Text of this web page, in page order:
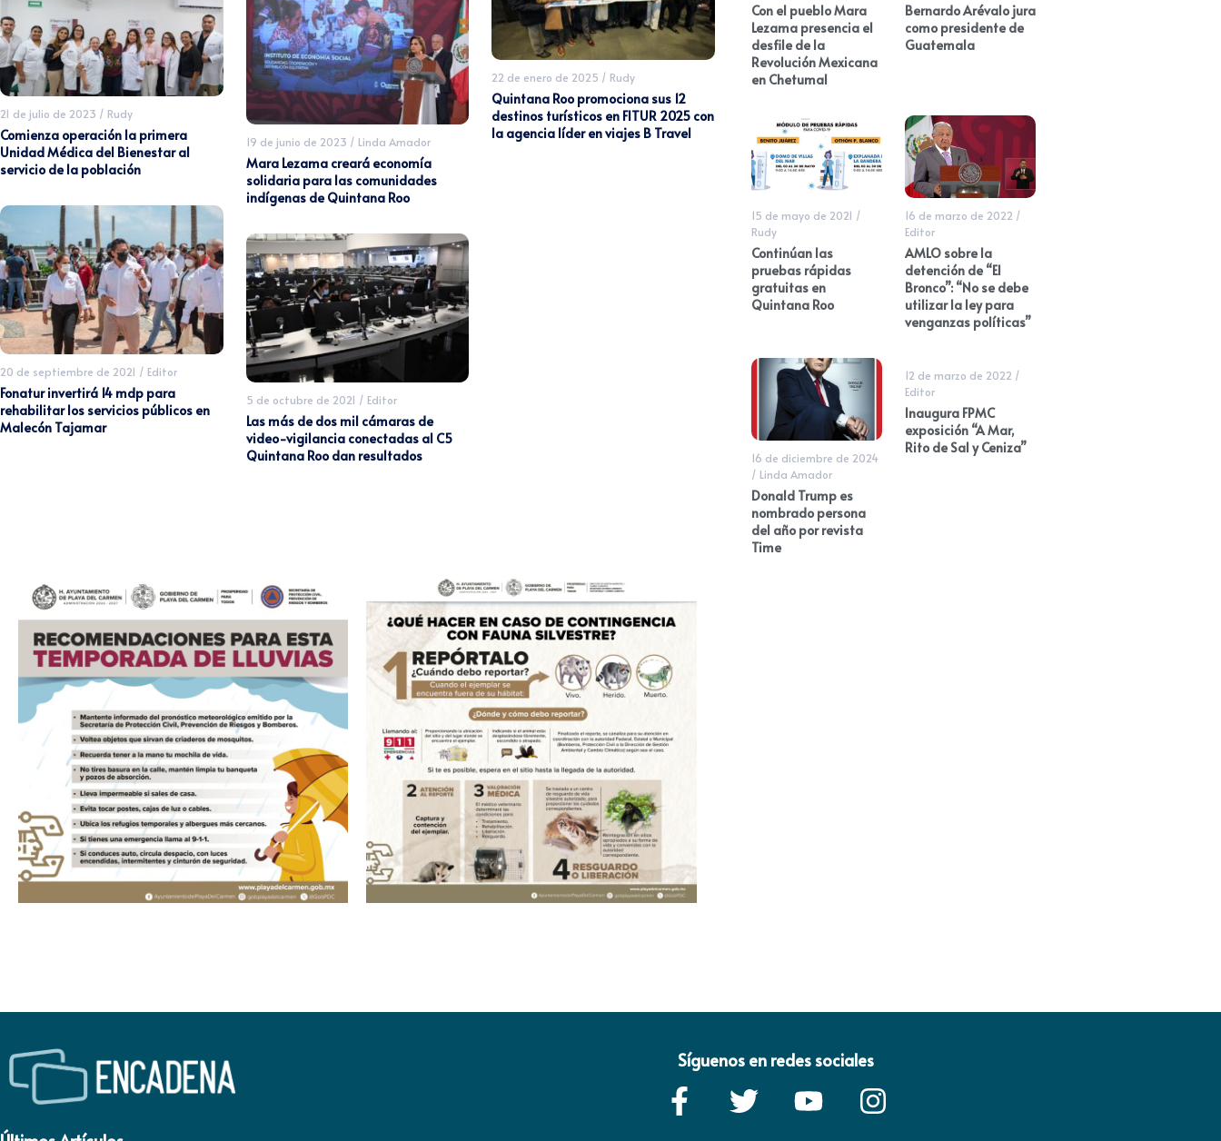
21 de julio de 2023 / Rudy
Comienza operación la primera
Unidad Médica del Bienestar al
servicio de la población
20 de septiembre de 2021 / Editor
Fonatur invertirá 14 mdp para
rehabilitar los servicios públicos en
Malecón Tajamar
19 de junio de 2023 / Linda Amador
Mara Lezama creará economía
solidaria para las comunidades
indígenas de Quintana Roo
5 de octubre de 2021 / Editor
Las más de dos mil cámaras de
video-vigilancia conectadas al C5
Quintana Roo dan resultados
22 de enero de 2025 / Rudy
Quintana Roo promociona sus 12
destinos turísticos en FITUR 2025 con
la agencia líder en viajes B Travel
Con el pueblo Mara
Lezama presencia el
desfile de la
Revolución Mexicana
en Chetumal
Bernardo Arévalo jura
como presidente de
Guatemala
15 de mayo de 2021 /
Rudy
Continúan las
pruebas rápidas
gratuitas en
Quintana Roo
16 de marzo de 2022 /
Editor
AMLO sobre la
detención de “El
Bronco”: “No se debe
utilizar la ley para
venganzas políticas”
16 de diciembre de 2024
/ Linda Amador
Donald Trump es
nombrado persona
del año por revista
Time
12 de marzo de 2022 /
Editor
Inaugura FPMC
exposición “A Mar,
Rito de Sal y Ceniza”
Síguenos en redes sociales